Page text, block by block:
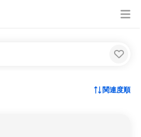
関連度順